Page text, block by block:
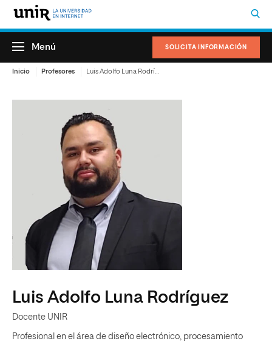
SOLICITA INFORMACIÓN
Menú
Inicio Profesores
Luis Adolfo Luna Rodríguez
Docente UNIR
Profesional en el área de diseño electrónico, procesamiento